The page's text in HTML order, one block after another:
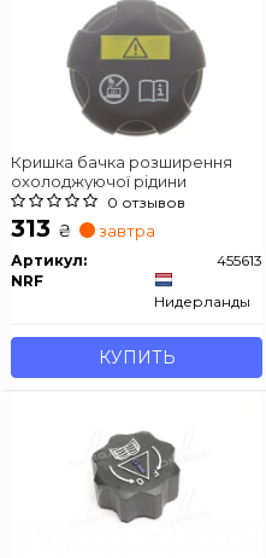
Кришка бачка розширення
охолоджуючої рідини
0 отзывов
313 ₴ завтра
Артикул:
455613
NRF
Нидерланды
КУПИТЬ